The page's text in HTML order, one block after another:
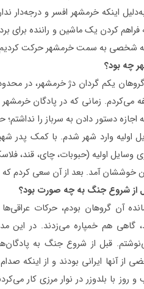
اینکه خرمشهر افسر و درجه‌دار
فراهم کردن یک ماشین و راننده برای
شخصی به سمت خرمشهر حرکت
چه بود؟
می‌کردم. زمانی که در پادگان
دستور دادن به سرباز را
اولیه وارد شهر شدم. با کمک پدر
وسایل اولیه (حبوبات، چای، قند،
خوششان آمد. بعد از آن سعی کردم که
از شروع جنگ به چه صورت بود؟
آن گروهان بودم، حرکات
گاهی هم خمپاره می‌زدند. در این
قبل از شروع جنگ به
از آنها ایرانی بودند و از اینکه
روز با بلدوزر در نوار مرزی کار